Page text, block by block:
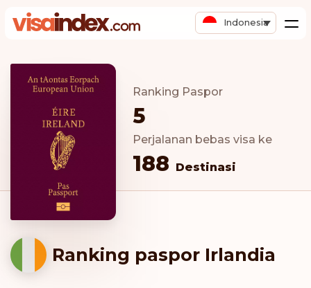
Indonesia
Ranking Paspor
5
Perjalanan bebas visa ke
188 Destinasi
Ranking paspor Irlandia